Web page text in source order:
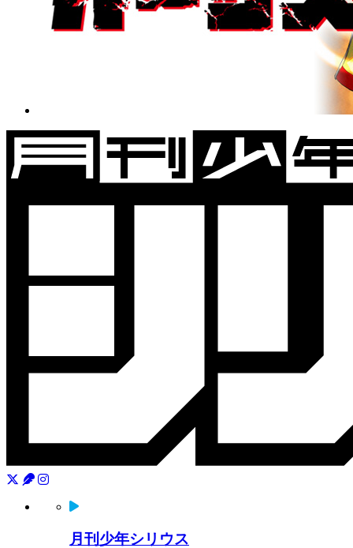
月刊少年シリウス